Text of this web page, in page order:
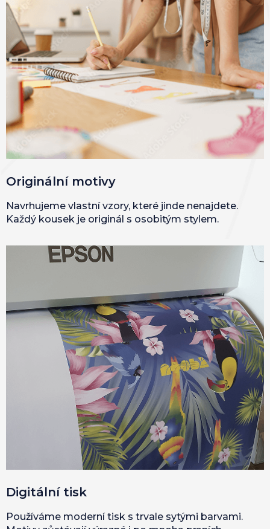
Originální motivy
Navrhujeme vlastní vzory, které jinde nenajdete.
Každý kousek je originál s osobitým stylem.
Digitální tisk
Používáme moderní tisk s trvale sytými barvami.